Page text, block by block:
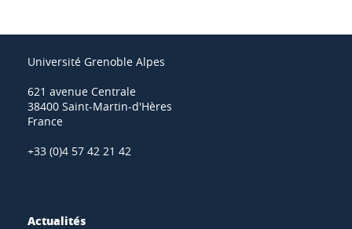
Université Grenoble Alpes
621 avenue Centrale
38400 Saint-Martin-d'Hères
France
+33 (0)4 57 42 21 42
Actualités